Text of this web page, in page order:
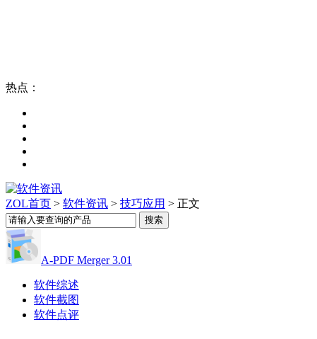
热点：
ZOL首页 > 软件资讯 > 技巧应用 > 正文
A-PDF Merger 3.01
软件综述
软件截图
软件点评